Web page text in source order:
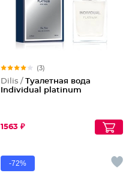
(3)
Dilis / Туалетная вода
Individual platinum
1563 ₽
-72%